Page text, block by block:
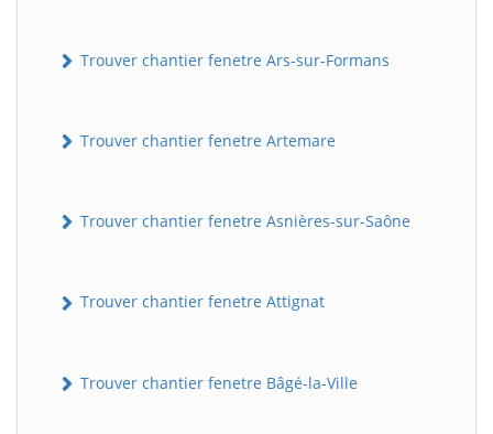
Trouver chantier fenetre Ars-sur-Formans
Trouver chantier fenetre Artemare
Trouver chantier fenetre Asnières-sur-Saône
Trouver chantier fenetre Attignat
Trouver chantier fenetre Bâgé-la-Ville